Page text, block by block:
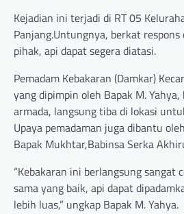
Kejadian ini terjadi di RT 05
Panjang.Untungnya, berkat respons
pihak, api dapat segera diatasi.
Pemadam Kebakaran (Damkar)
yang dipimpin oleh Bapak M.
armada, langsung tiba di lokasi
Upaya pemadaman juga dibantu
Bapak Mukhtar,Babinsa Serka
“Kebakaran ini berlangsung sangat
sama yang baik, api dapat
lebih luas,” ungkap Bapak M. Yahya.